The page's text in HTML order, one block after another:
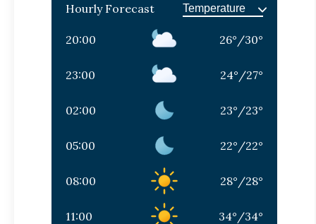
Hourly Forecast
20:00 26° /30°
23:00 24° /27°
02:00 23° /23°
05:00 22° /22°
08:00 28° /28°
11:00 34° /34°